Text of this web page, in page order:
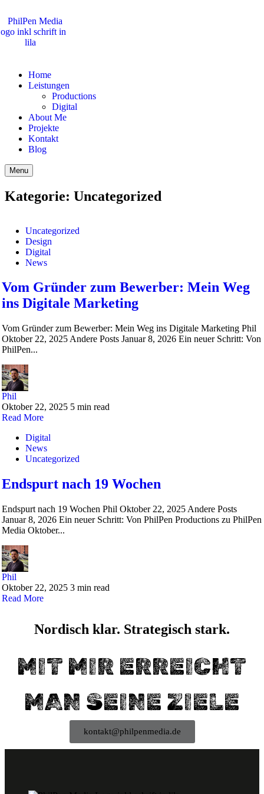
Home
Leistungen
Productions
Digital
About Me
Projekte
Kontakt
Blog
Menu
Kategorie: Uncategorized
Uncategorized
Design
Digital
News
Vom Gründer zum Bewerber: Mein Weg
ins Digitale Marketing
Vom Gründer zum Bewerber: Mein Weg ins Digitale Marketing Phil
Oktober 22, 2025 Andere Posts Januar 8, 2026 Ein neuer Schritt: Von
PhilPen...
Phil
Oktober 22, 2025 5 min read
Read More
Digital
News
Uncategorized
Endspurt nach 19 Wochen
Endspurt nach 19 Wochen Phil Oktober 22, 2025 Andere Posts
Januar 8, 2026 Ein neuer Schritt: Von PhilPen Productions zu PhilPen
Media Oktober...
Phil
Oktober 22, 2025 3 min read
Read More
Nordisch klar. Strategisch stark.
MIT MIR ERREICHT
MAN SEINE ZIELE
kontakt@philpenmedia.de